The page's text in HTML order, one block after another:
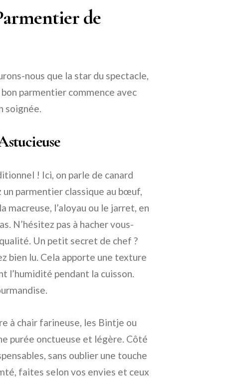
de
nous que la star du spectacle,
parmentier commence avec
soignée.
! Ici, on parle de canard
un parmentier classique au bœuf,
macreuse, l’aloyau ou le jarret, en
N’hésitez pas à hacher vous-
Un petit secret de chef ?
bien lu. Cela apporte une texture
l’humidité pendant la cuisson.
à chair farineuse, les Bintje ou
purée onctueuse et légère. Côté
sans oublier une touche
faites selon vos envies et ceux